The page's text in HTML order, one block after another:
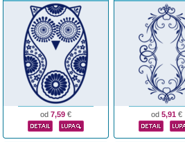
od 7,59 € od 5,91 €